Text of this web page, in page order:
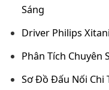
Sáng
Driver Philips
Phân Tích Chuyên
Sơ Đồ Đấu Nối Chi